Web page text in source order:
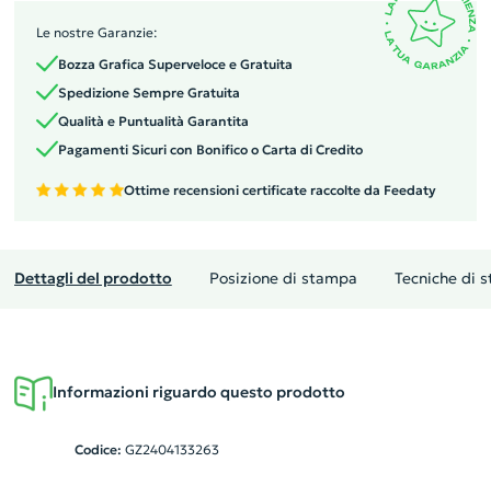
Le nostre Garanzie:
Bozza Grafica Superveloce e Gratuita
Spedizione Sempre Gratuita
Qualità e Puntualità Garantita
Pagamenti Sicuri con Bonifico o Carta di Credito
Ottime recensioni certificate raccolte da Feedaty
Dettagli del prodotto Posizione di stampa Tecniche di
Informazioni riguardo questo prodotto
Codice: GZ2404133263